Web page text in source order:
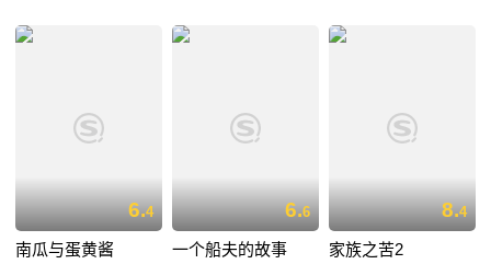
6.4
南瓜与蛋黄酱
6.6
一个船夫的故事
8.4
家族之苦2